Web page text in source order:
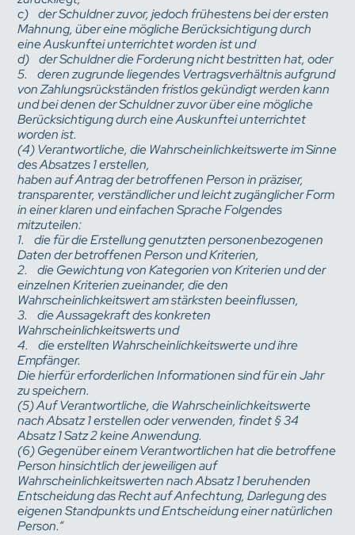
c) der Schuldner zuvor, jedoch frühestens bei der ersten
Mahnung, über eine mögliche Berücksichtigung durch
eine Auskunftei unterrichtet worden ist und
d) der Schuldner die Forderung nicht bestritten hat, oder
5. deren zugrunde liegendes Vertragsverhältnis aufgrund
von Zahlungsrückständen fristlos gekündigt werden kann
und bei denen der Schuldner zuvor über eine mögliche
Berücksichtigung durch eine Auskunftei unterrichtet
worden ist.
(4) Verantwortliche, die Wahrscheinlichkeitswerte im Sinne
des Absatzes 1 erstellen,
haben auf Antrag der betroffenen Person in präziser,
transparenter, verständlicher und leicht zugänglicher Form
in einer klaren und einfachen Sprache Folgendes
mitzuteilen:
1. die für die Erstellung genutzten personenbezogenen
Daten der betroffenen Person und Kriterien,
2. die Gewichtung von Kategorien von Kriterien und der
einzelnen Kriterien zueinander, die den
Wahrscheinlichkeitswert am stärksten beeinflussen,
3. die Aussagekraft des konkreten
Wahrscheinlichkeitswerts und
4. die erstellten Wahrscheinlichkeitswerte und ihre
Empfänger.
Die hierfür erforderlichen Informationen sind für ein Jahr
zu speichern.
(5) Auf Verantwortliche, die Wahrscheinlichkeitswerte
nach Absatz 1 erstellen oder verwenden, findet § 34
Absatz 1 Satz 2 keine Anwendung.
(6) Gegenüber einem Verantwortlichen hat die betroffene
Person hinsichtlich der jeweiligen auf
Wahrscheinlichkeitswerten nach Absatz 1 beruhenden
Entscheidung das Recht auf Anfechtung, Darlegung des
eigenen Standpunkts und Entscheidung einer natürlichen
Person.“